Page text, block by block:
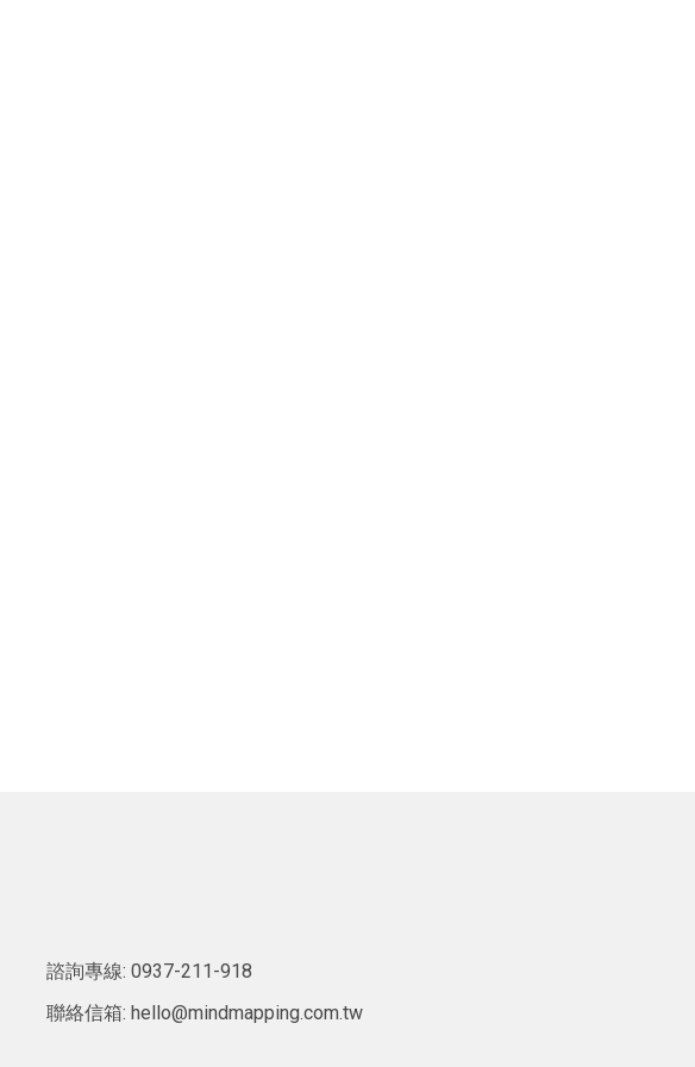
諮詢專線: 0937-211-918
聯絡信箱: hello@mindmapping.com.tw